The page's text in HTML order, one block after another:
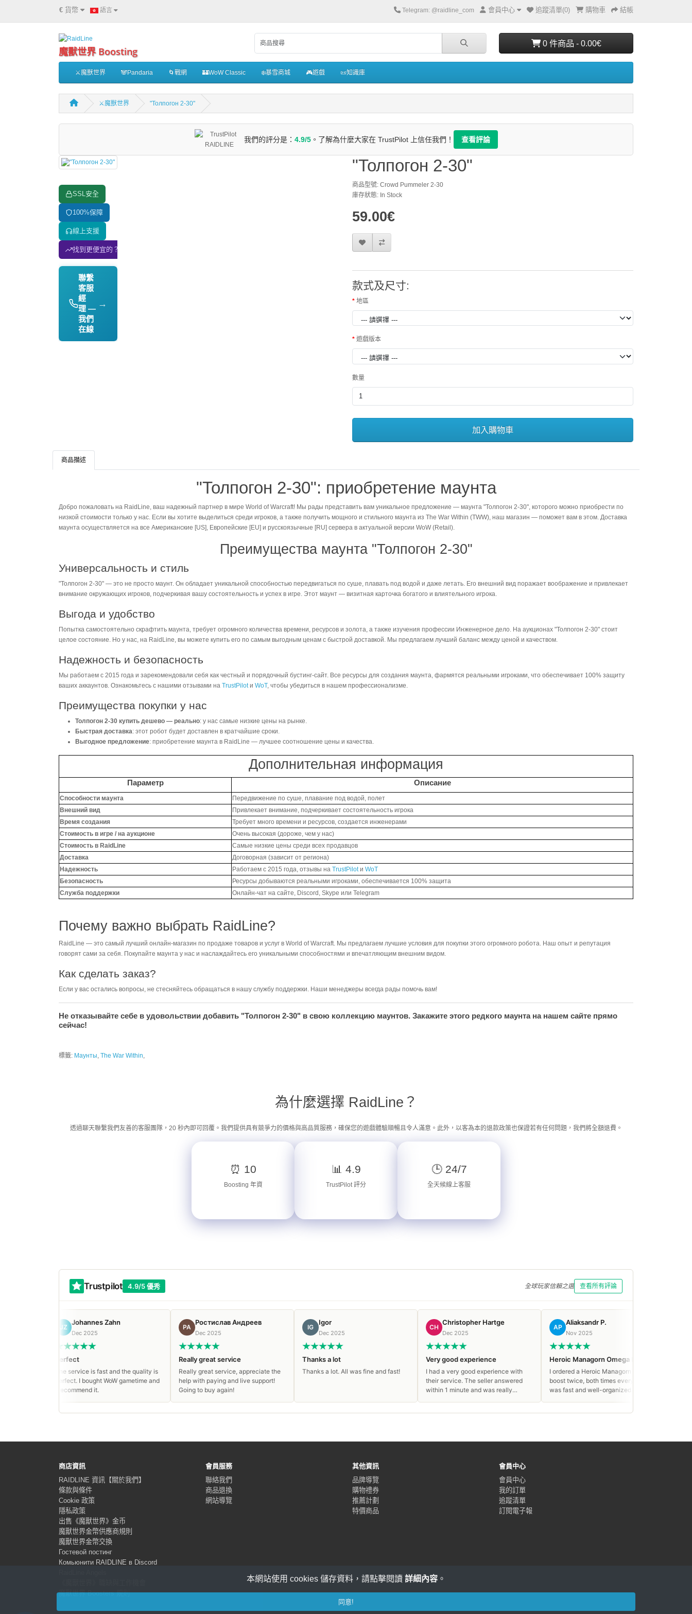
€ 貨幣 語言 Telegram: @raidline_com 會員中心 追蹤清單(0) 購物車 結帳
魔獸世界 Boosting
0 件商品 - 0.00€
⚔️魔獸世界 🐼Pandaria 🌀戰網 🏰WoW Classic ❄️暴雪商城 🎮遊戲 📜知識庫
⚔️魔獸世界 "Толпогон 2-30"
我們的評分是： 4.9/5。了解為什麼大家在 TrustPilot 上信任我們！ 查看評論
SSL安全
100%保障
線上支援
找到更便宜的？我們匹配價格！
聯繫
客服
經
理 —
我們
在線
→
"Толпогон 2-30"
商品型號: Crowd Pummeler 2-30
庫存狀態: In Stock
59.00€
款式及尺寸:
地區
遊戲版本
數量
加入購物車
商品描述
"Толпогон 2-30": приобретение маунта
Добро пожаловать на RaidLine, ваш надежный партнер в мире World of Warcraft! Мы рады представить вам уникальное предложение — маунта "Толпогон 2-30", которого можно приобрести по
низкой стоимости только у нас. Если вы хотите выделиться среди игроков, а также получить мощного и стильного маунта из The War Within (TWW), наш магазин — поможет вам в этом. Доставка
маунта осуществляется на все Американские [US], Европейские [EU] и русскоязычные [RU] сервера в актуальной версии WoW (Retail).
Преимущества маунта "Толпогон 2-30"
Универсальность и стиль
"Толпогон 2-30" — это не просто маунт. Он обладает уникальной способностью передвигаться по суше, плавать под водой и даже летать. Его внешний вид поражает воображение и привлекает
внимание окружающих игроков, подчеркивая вашу состоятельность и успех в игре. Этот маунт — визитная карточка богатого и влиятельного игрока.
Выгода и удобство
Попытка самостоятельно скрафтить маунта, требует огромного количества времени, ресурсов и золота, а также изучения профессии Инженерное дело. На аукционах "Толпогон 2-30" стоит
целое состояние. Но у нас, на RaidLine, вы можете купить его по самым выгодным ценам с быстрой доставкой. Мы предлагаем лучший баланс между ценой и качеством.
Надежность и безопасность
Мы работаем с 2015 года и зарекомендовали себя как честный и порядочный бустинг-сайт. Все ресурсы для создания маунта, фармятся реальными игроками, что обеспечивает 100% защиту
ваших аккаунтов. Ознакомьтесь с нашими отзывами на TrustPilotи WoT, чтобы убедиться в нашем профессионализме.
Преимущества покупки у нас
Толпогон 2-30 купить дешево — реально: у нас самые низкие цены на рынке.
Быстрая доставка: этот робот будет доставлен в кратчайшие сроки.
Выгодное предложение: приобретение маунта в RaidLine — лучшее соотношение цены и качества.
Дополнительная информация
Параметр Описание
Способности маунта
Передвижение по суше, плавание под водой, полет
Внешний вид
Привлекает внимание, подчеркивает состоятельность игрока
Время создания
Требует много времени и ресурсов, создается инженерами
Стоимость в игре / на аукционе
Очень высокая (дороже, чем у нас)
Стоимость в RaidLine
Самые низкие цены среди всех продавцов
Доставка
Договорная (зависит от региона)
Надежность
Работаем с 2015 года, отзывы на TrustPilotи WoT
Безопасность
Ресурсы добываются реальными игроками, обеспечивается 100% защита
Служба поддержки
Онлайн-чат на сайте, Discord, Skype или Telegram
Почему важно выбрать RaidLine?
RaidLine — это самый лучший онлайн-магазин по продаже товаров и услуг в World of Warcraft. Мы предлагаем лучшие условия для покупки этого огромного робота. Наш опыт и репутация
говорят сами за себя. Покупайте маунта у нас и наслаждайтесь его уникальными способностями и впечатляющим внешним видом.
Как сделать заказ?
Если у вас остались вопросы, не стесняйтесь обращаться в нашу службу поддержки. Наши менеджеры всегда рады помочь вам!
Не отказывайте себе в удовольствии добавить "Толпогон 2-30" в свою коллекцию маунтов. Закажите этого редкого маунта на нашем сайте прямо
сейчас!
標籤: Маунты The War Within
為什麼選擇 RaidLine？
透過聊天聯繫我們友善的客服團隊，20 秒內即可回覆。我們提供具有競爭力的價格與高品質服務，確保您的遊戲體驗順暢且令人滿意。此外，以客為本的退款政策也保證若有任何問題，我們將全額退費。
⏰ 10
Boosting 年資
📊 4.9
TrustPilot 評分
🕒 24/7
全天候線上客服
Trustpilot 4.9/5 優秀 全球玩家信賴之選 查看所有評論
Johannes Zahn
The service is fast and the quality is
perfect. I bought WoW gametime and
I recommend it.
Ростислав Андреев
Dec 2025
Really great service
Really great service, appreciate the
help with paying and live support!
Going to buy again!
Dec 2025
Thanks a lot
Thanks a lot. All was fine and fast!
Christopher Hartge
Dec 2025
Very good experience
I had a very good experience with
their service. The seller answered
within 1 minute and was really
Aliaksandr P.
Nov 2025
Heroic Managorn Omega boost
I ordered a Heroic Managorn Omega
boost twice, both times everything
was fast and well-organized. Very
商店資訊
RAIDLINE 資訊【關於我們】
條款與條件
Cookie 政策
隱私政策
出售《魔獸世界》金币
魔獸世界金幣供應商規則
魔獸世界金幣交換
Гостевой постинг
Комьюнити RAIDLINE в Discord
魔獸世界 Boosters 規則
會員服務
聯絡我們
商品退換
網站導覽
其他資訊
品牌導覽
購物禮券
推薦計劃
特價商品
會員中心
會員中心
我的訂單
追蹤清單
訂閱電子報
本網站使用 cookies 儲存資料，請點擊閱讀 詳細內容。
同意!